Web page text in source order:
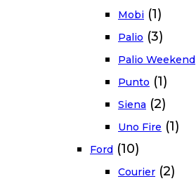
Mobi (1)
Palio (3)
Palio Weekend
Punto (1)
Siena (2)
Uno Fire (1)
Ford (10)
Courier (2)